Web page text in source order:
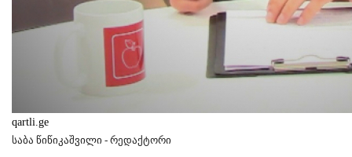
qartli.ge
საბა წიწიკაშვილი - რედაქტორი